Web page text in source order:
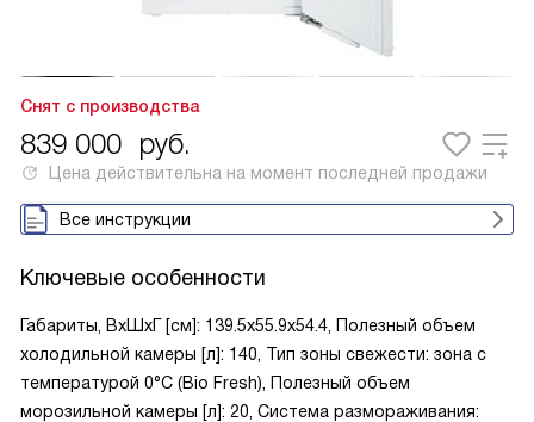
Снят с производства
839 000 руб.
Цена действительна на момент последней продажи
Все инструкции
Ключевые особенности
Габариты, ВxШxГ [см]: 139.5x55.9x54.4, Полезный объем
холодильной камеры [л]: 140, Тип зоны свежести: зона с
температурой 0°C (Bio Fresh), Полезный объем
морозильной камеры [л]: 20, Система размораживания: